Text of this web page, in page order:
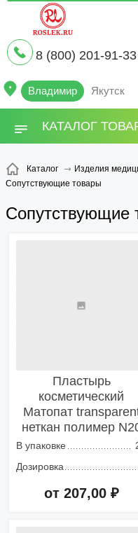
8 (800) 201-91-33
Владимир Якутск
КАТАЛОГ
Каталог
Изделия
Сопутствующие товары
Сопутствующие
Пластырь
косметический
Матопат
неткан полимер
В упаковке
Дозировка
от 207,00 ₽